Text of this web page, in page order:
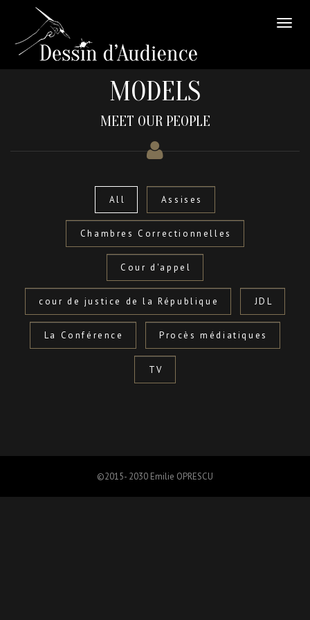
MODELS
MEET OUR PEOPLE
All Assises
Chambres Correctionnelles
Cour d'appel
cour de justice de la République JDL
La Conférence Procès médiatiques
TV
©2015- 2030 Emilie OPRESCU